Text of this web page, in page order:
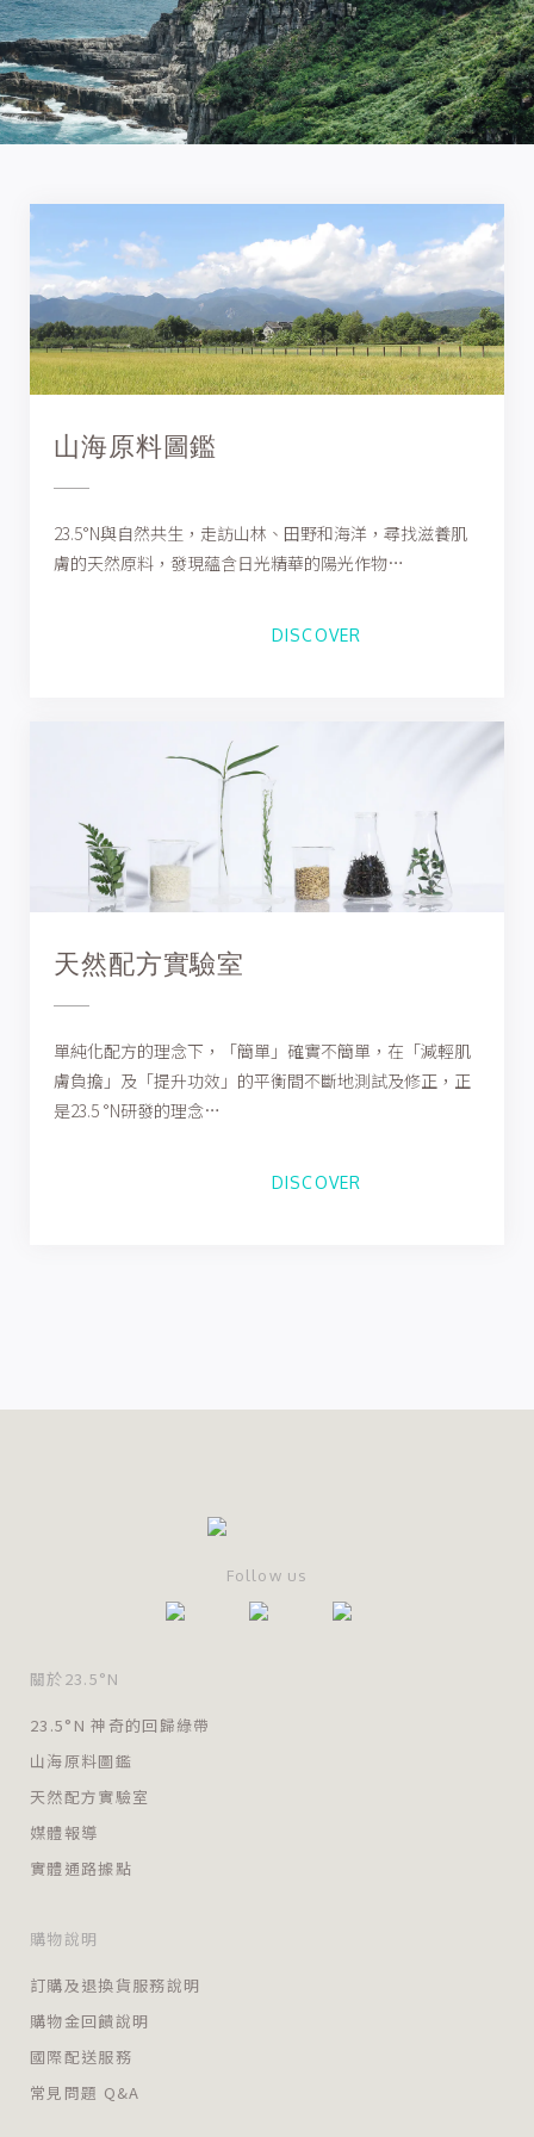
山海原料圖鑑
23.5°N與自然共生，走訪山林、田野和海洋，尋找滋養肌
膚的天然原料，發現蘊含日光精華的陽光作物…
DISCOVER
天然配方實驗室
單純化配方的理念下，「簡單」確實不簡單，在「減輕肌
膚負擔」及「提升功效」的平衡間不斷地測試及修正，正
是23.5 °N研發的理念…
DISCOVER
Follow us
關於23.5°N
23.5°N 神奇的回歸綠帶
山海原料圖鑑
天然配方實驗室
媒體報導
實體通路據點
購物說明
訂購及退換貨服務說明
購物金回饋說明
國際配送服務
常見問題 Q&A